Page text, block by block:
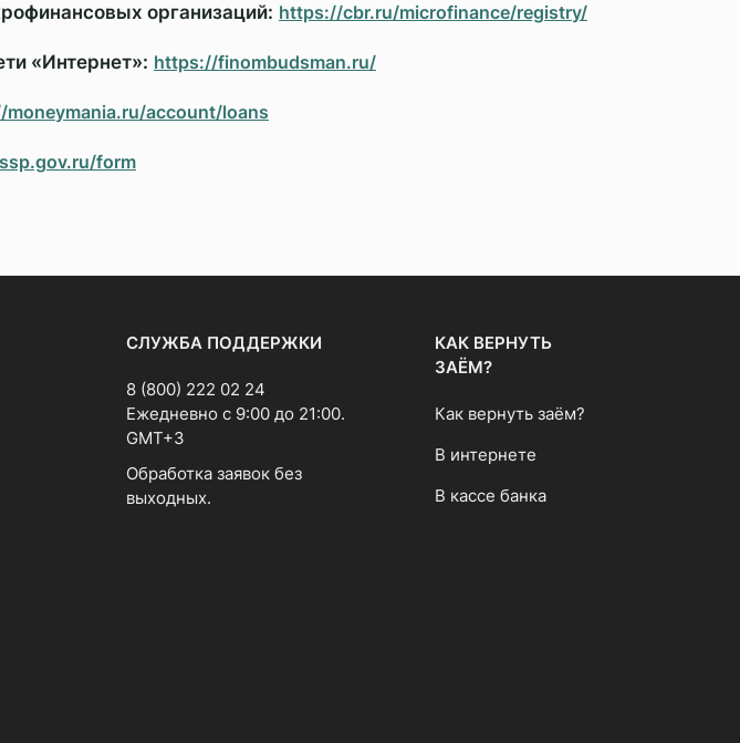
организаций: https://cbr.ru/microfinance/registry/
«Интернет»: https://finombudsman.ru/
account/loans
form
СЛУЖБА ПОДДЕРЖКИ
8 (800) 222 02 24
Ежедневно с 9:00 до 21:00.
GMT+3
Обработка заявок без
выходных.
КАК ВЕРНУТЬ
ЗАЁМ?
Как вернуть заём?
В интернете
В кассе банка